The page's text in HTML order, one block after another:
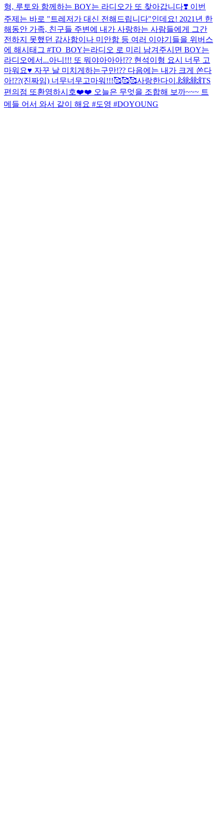
형, 루토와 함께하는 BOY는 라디오가 또 찾아갑니다❣️ 이번
주제는 바로 "트레저가 대신 전해드립니다"인데요! 2021년 한
해동안 가족, 친구들 주변에 내가 사랑하는 사람들에게 그간
전하지 못했던 감사함이나 미안함 등 여러 이야기들을 위버스
에 해시태그 #TO_BOY는라디오 로 미리 남겨주시면 BOY는
라디오에서...아니!!! 또 뭐야아아아!?? 현석이형 요시 너무 고
마워요♥️ 자꾸 날 미치게하는구만!?? 다음에는 내가 크게 쏜다
아!??(진짜임) 너무너무고마워!!!🥰🥰🥰사랑한다이.🙌🙌🙌TS
편의점 또환영하시호❤️❤️ 오늘은 무엇을 조합해 보까~~~ 트
메들 어서 와서 같이 해요 #도영 #DOYOUNG